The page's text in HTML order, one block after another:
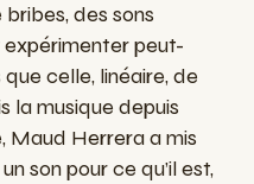
des sons
peut-
celle, linéaire, de
la musique depuis
Maud Herrera a mis
son pour ce qu’il est,